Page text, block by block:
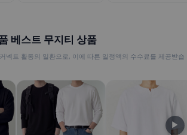
베스트 무지티 상품
넥트 활동의 일환으로, 이에 따른 일정액의 수수료를 제공받습
▶